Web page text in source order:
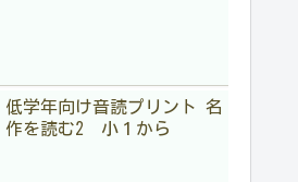
低学年向け音読プリント 名
作を読む2 小１から